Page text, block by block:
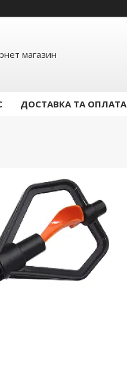
магазин
ДОСТАВКА ТА ОПЛАТА